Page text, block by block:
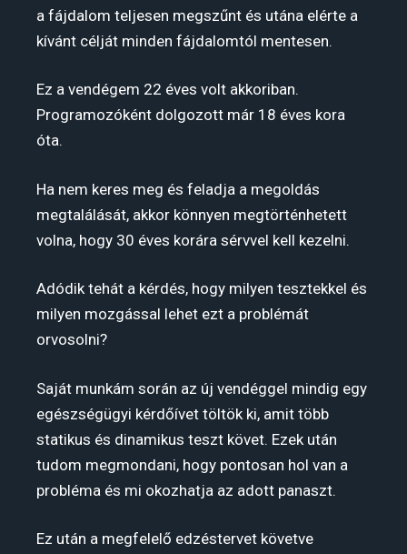
a fájdalom teljesen megszűnt és utána elérte a
kívánt célját minden fájdalomtól mentesen.
Ez a vendégem 22 éves volt akkoriban.
Programozóként dolgozott már 18 éves kora
óta.
Ha nem keres meg és feladja a megoldás
megtalálását, akkor könnyen megtörténhetett
volna, hogy 30 éves korára sérvvel kell kezelni.
Adódik tehát a kérdés, hogy milyen tesztekkel és
milyen mozgással lehet ezt a problémát
orvosolni?
Saját munkám során az új vendéggel mindig egy
egészségügyi kérdőívet töltök ki, amit több
statikus és dinamikus teszt követ. Ezek után
tudom megmondani, hogy pontosan hol van a
probléma és mi okozhatja az adott panaszt.
Ez után a megfelelő edzéstervet követve